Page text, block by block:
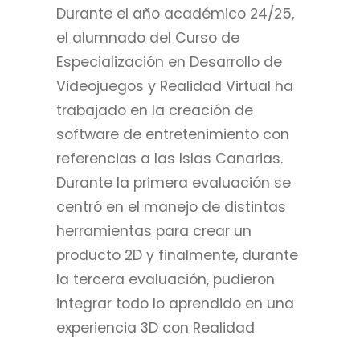
Durante el año académico 24/25,
el alumnado del Curso de
Especialización en Desarrollo de
Videojuegos y Realidad Virtual ha
trabajado en la creación de
software de entretenimiento con
referencias a las Islas Canarias.
Durante la primera evaluación se
centró en el manejo de distintas
herramientas para crear un
producto 2D y finalmente, durante
la tercera evaluación, pudieron
integrar todo lo aprendido en una
experiencia 3D con Realidad